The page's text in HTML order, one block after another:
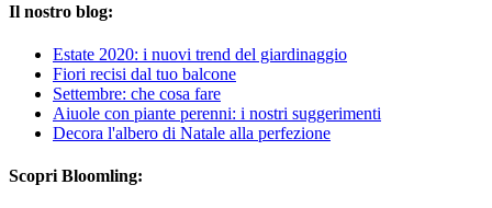
Il nostro blog:
Estate 2020: i nuovi trend del giardinaggio
Fiori recisi dal tuo balcone
Settembre: che cosa fare
Aiuole con piante perenni: i nostri suggerimenti
Decora l'albero di Natale alla perfezione
Scopri Bloomling: